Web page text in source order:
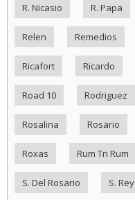
R. Nicasio R. Papa
Relen Remedios
Ricafort Ricardo
Road 10 Rodriguez
Rosalina Rosario
Roxas Rum Tri Rum
S. Del Rosario S.